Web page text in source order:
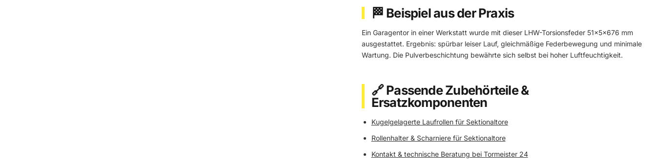
🏁 Beispiel aus der Praxis
Ein Garagentor in einer Werkstatt wurde mit dieser LHW-Torsionsfeder 51×5×676 mm
ausgestattet. Ergebnis: spürbar leiser Lauf, gleichmäßige Federbewegung und minimale
Wartung. Die Pulverbeschichtung bewährte sich selbst bei hoher Luftfeuchtigkeit.
🔗 Passende Zubehörteile &
Ersatzkomponenten
Kugelgelagerte Laufrollen für Sektionaltore
Rollenhalter & Scharniere für Sektionaltore
Kontakt & technische Beratung bei Tormeister 24